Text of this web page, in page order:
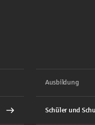
Ausbildung
Schüler und